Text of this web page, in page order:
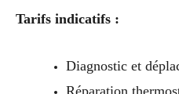
Tarifs indicatifs :
Diagnostic et